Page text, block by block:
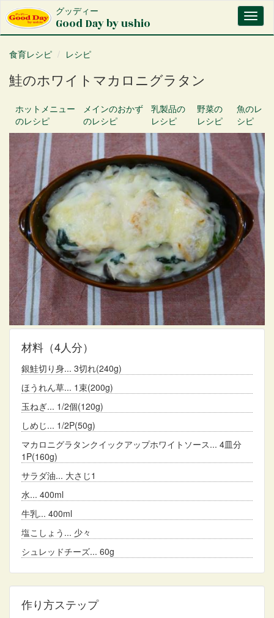
イ
グッディー
Good Day by ushio
食育レシピ
レシピ
鮭のホワイトマカロニグラタン
ホットメニュー
のレシピ
メインのおかず
のレシピ
乳製品の
レシピ
野菜の
レシピ
魚のレ
シピ
材料 （4人分）
銀鮭切り身
3切れ(240g)
ほうれん草
1束(200g)
玉ねぎ
1/2個(120g)
しめじ
1/2P(50g)
マカロニグラタンクイックアップホワイトソース
4皿分
1P(160g)
サラダ油
大さじ1
水
400ml
牛乳
400ml
塩こしょう
少々
シュレッドチーズ
60g
作り方ステップ